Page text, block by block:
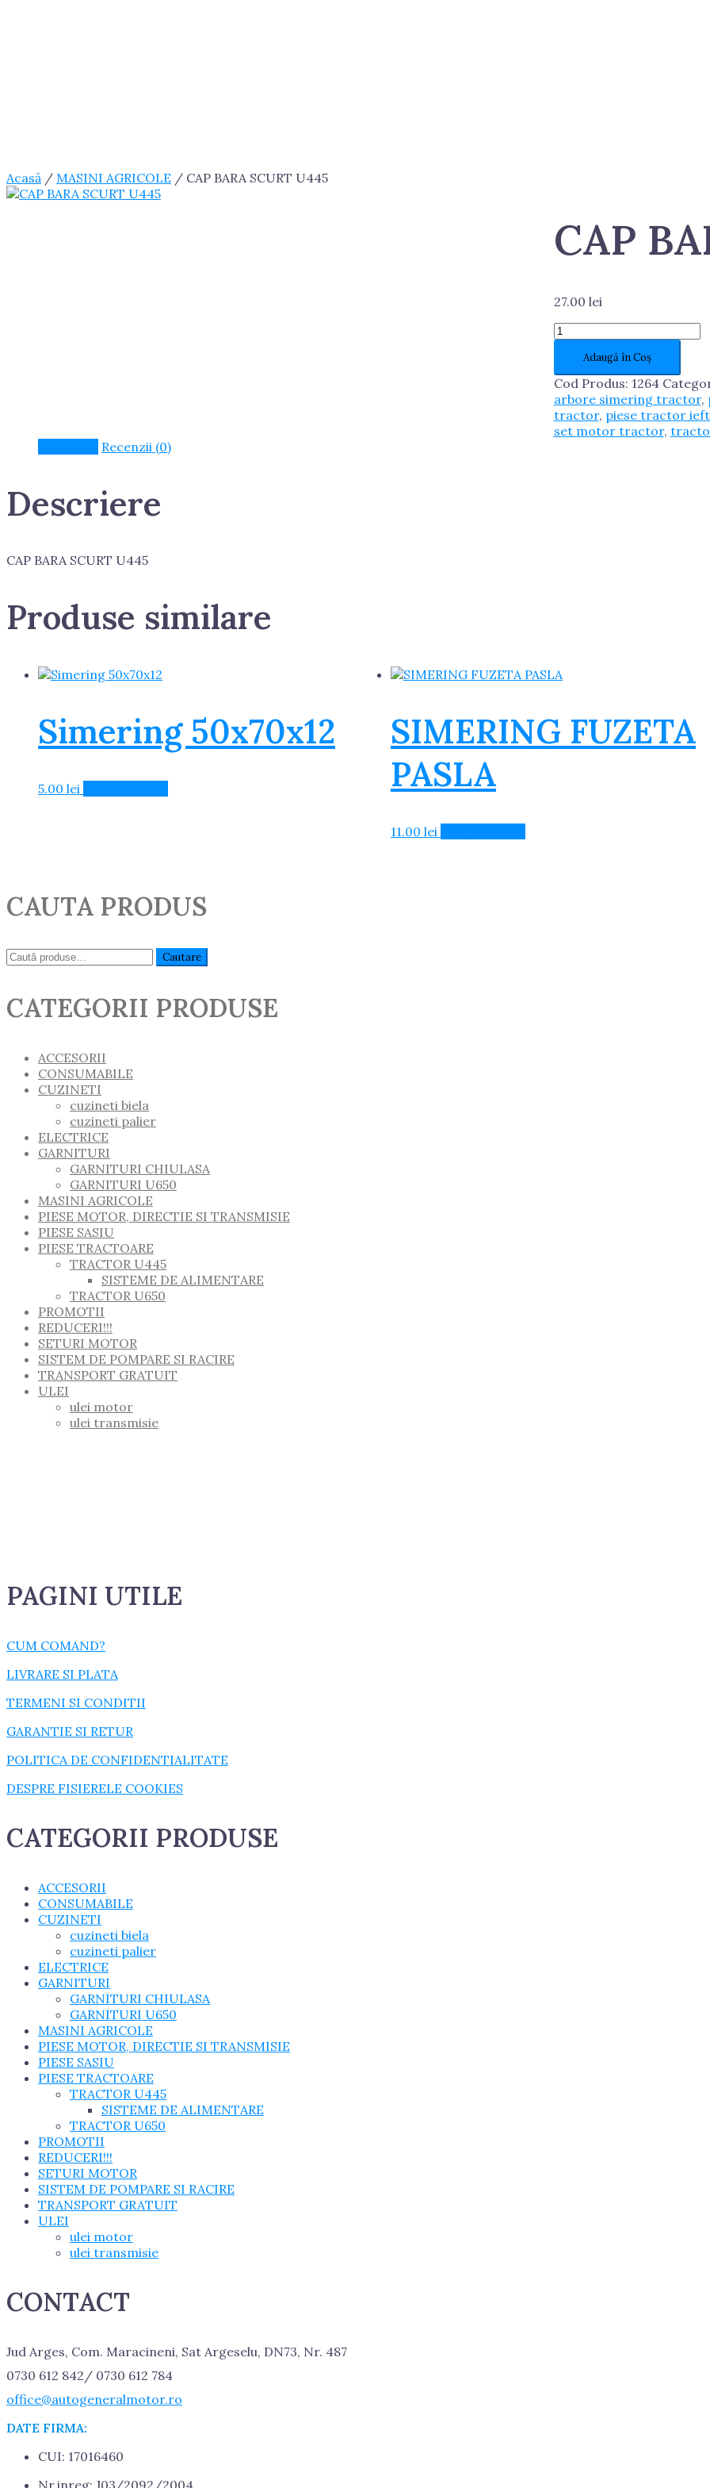
Acasă / MASINI AGRICOLE / CAP BARA SCURT U445
CAP
27.00 lei
Cantitate
CAP
BARA
SCURT
U445
Adaugă în Coș
Cod Produs: 1264
arbore simering tractor,
tractor, piese tractor
set motor tractor,
Recenzii (0)
Descriere
CAP BARA SCURT U445
Produse similare
Simering 50x70x12
5.00 lei
SIMERING FUZETA
PASLA
11.00 lei
CAUTA PRODUS
Caută: Cautare
CATEGORII PRODUSE
ACCESORII
CONSUMABILE
CUZINETI
cuzineti biela
cuzineti palier
ELECTRICE
GARNITURI
GARNITURI CHIULASA
GARNITURI U650
MASINI AGRICOLE
PIESE MOTOR, DIRECTIE SI TRANSMISIE
PIESE SASIU
PIESE TRACTOARE
TRACTOR U445
SISTEME DE ALIMENTARE
TRACTOR U650
PROMOTII
REDUCERI!!!
SETURI MOTOR
SISTEM DE POMPARE SI RACIRE
TRANSPORT GRATUIT
ULEI
ulei motor
ulei transmisie
PAGINI UTILE
CUM COMAND?
LIVRARE SI PLATA
TERMENI SI CONDITII
GARANTIE SI RETUR
POLITICA DE CONFIDENTIALITATE
DESPRE FISIERELE COOKIES
CATEGORII PRODUSE
ACCESORII
CONSUMABILE
CUZINETI
cuzineti biela
cuzineti palier
ELECTRICE
GARNITURI
GARNITURI CHIULASA
GARNITURI U650
MASINI AGRICOLE
PIESE MOTOR, DIRECTIE SI TRANSMISIE
PIESE SASIU
PIESE TRACTOARE
TRACTOR U445
SISTEME DE ALIMENTARE
TRACTOR U650
PROMOTII
REDUCERI!!!
SETURI MOTOR
SISTEM DE POMPARE SI RACIRE
TRANSPORT GRATUIT
ULEI
ulei motor
ulei transmisie
CONTACT
Jud Arges, Com. Maracineni, Sat Argeselu, DN73, Nr. 487
0730 612 842/ 0730 612 784
office@autogeneralmotor.ro
DATE FIRMA:
CUI: 17016460
Nr.inreg: J03/2092/2004